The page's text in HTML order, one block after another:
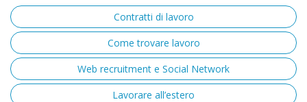
Contratti di lavoro
Come trovare lavoro
Web recruitment e Social Network
Lavorare all’estero